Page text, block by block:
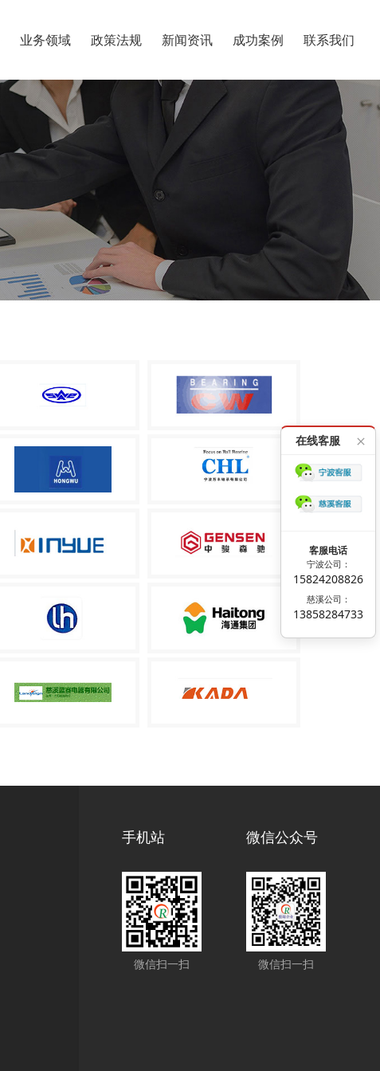
业务领域 政策法规 新闻资讯 成功案例 联系我们
在线客服
客服电话
宁波公司：
15824208826
慈溪公司：
13858284733
手机站
微信扫一扫
微信公众号
微信扫一扫